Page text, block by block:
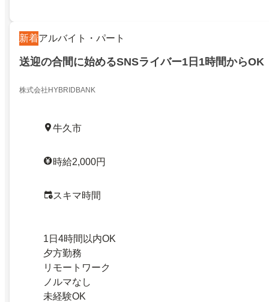
新着アルバイト・パート
送迎の合間に始めるSNSライバー1日1時間からOK
株式会社HYBRIDBANK
牛久市
時給2,000円
スキマ時間
1日4時間以内OK
夕方勤務
リモートワーク
ノルマなし
未経験OK